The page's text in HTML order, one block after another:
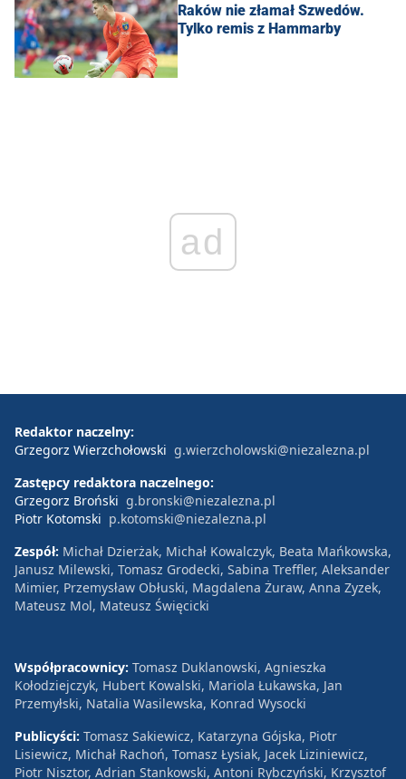
Raków nie złamał Szwedów.
Tylko remis z Hammarby
ad
Redaktor naczelny:
Grzegorz Wierzchołowski g.wierzcholowski@niezalezna.pl
Zastępcy redaktora naczelnego:
Grzegorz Broński g.bronski@niezalezna.pl
Piotr Kotomski p.kotomski@niezalezna.pl
Zespół: Michał Dzierżak, Michał Kowalczyk, Beata Mańkowska,
Janusz Milewski, Tomasz Grodecki, Sabina Treffler, Aleksander
Mimier, Przemysław Obłuski, Magdalena Żuraw, Anna Zyzek,
Mateusz Mol, Mateusz Święcicki
Współpracownicy: Tomasz Duklanowski, Agnieszka
Kołodziejczyk, Hubert Kowalski, Mariola Łukawska, Jan
Przemyłski, Natalia Wasilewska, Konrad Wysocki
Publicyści: Tomasz Sakiewicz, Katarzyna Gójska, Piotr
Lisiewicz, Michał Rachoń, Tomasz Łysiak, Jacek Liziniewicz,
Piotr Nisztor, Adrian Stankowski, Antoni Rybczyński, Krzysztof